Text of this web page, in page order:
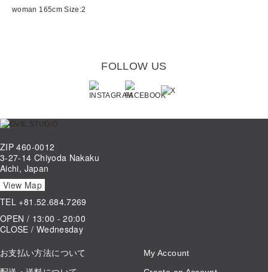
woman 165cm Size:2
FOLLOW US
ZIP 460-0012
3-27-14 Chiyoda Nakaku
Aichi, Japan
View Map
TEL +81.52.684.7269
OPEN / 13:00 - 20:00
CLOSE / Wednesday
お支払い方法について
My Account